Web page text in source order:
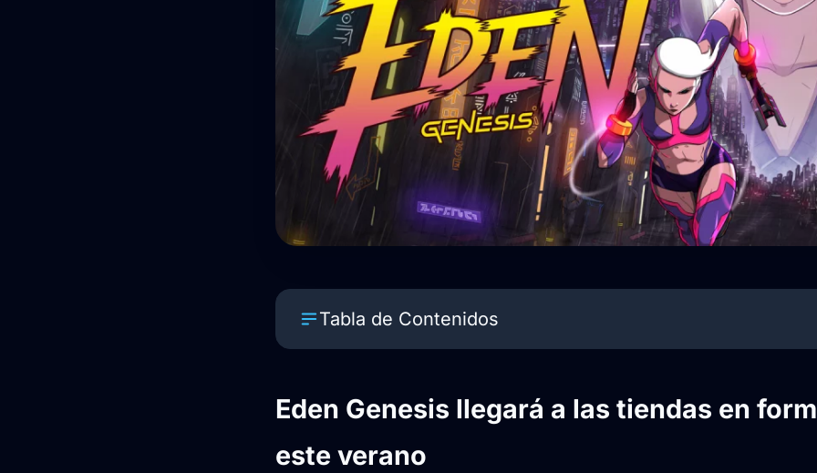
Tabla de Contenidos
Dos ediciones para los coleccionistas
Eden Genesis llegará a las tiendas en
este verano